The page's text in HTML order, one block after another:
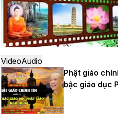
Hà Nội: Ngày tu học cuối
khóa sinh hoạt Phật pháp mùa
thứ XIV tại chùa Bằng
Học yêu thương trong ngày tu
tư của Khóa sinh hoạt Phật
hè tại chùa Bằng
VideoAudio
Phật giáo
bậc giáo dục